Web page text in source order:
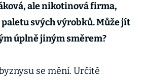
ale nikotinová firma,
svých výrobků. Může jít
úplně jiným směrem?
se mění. Určitě